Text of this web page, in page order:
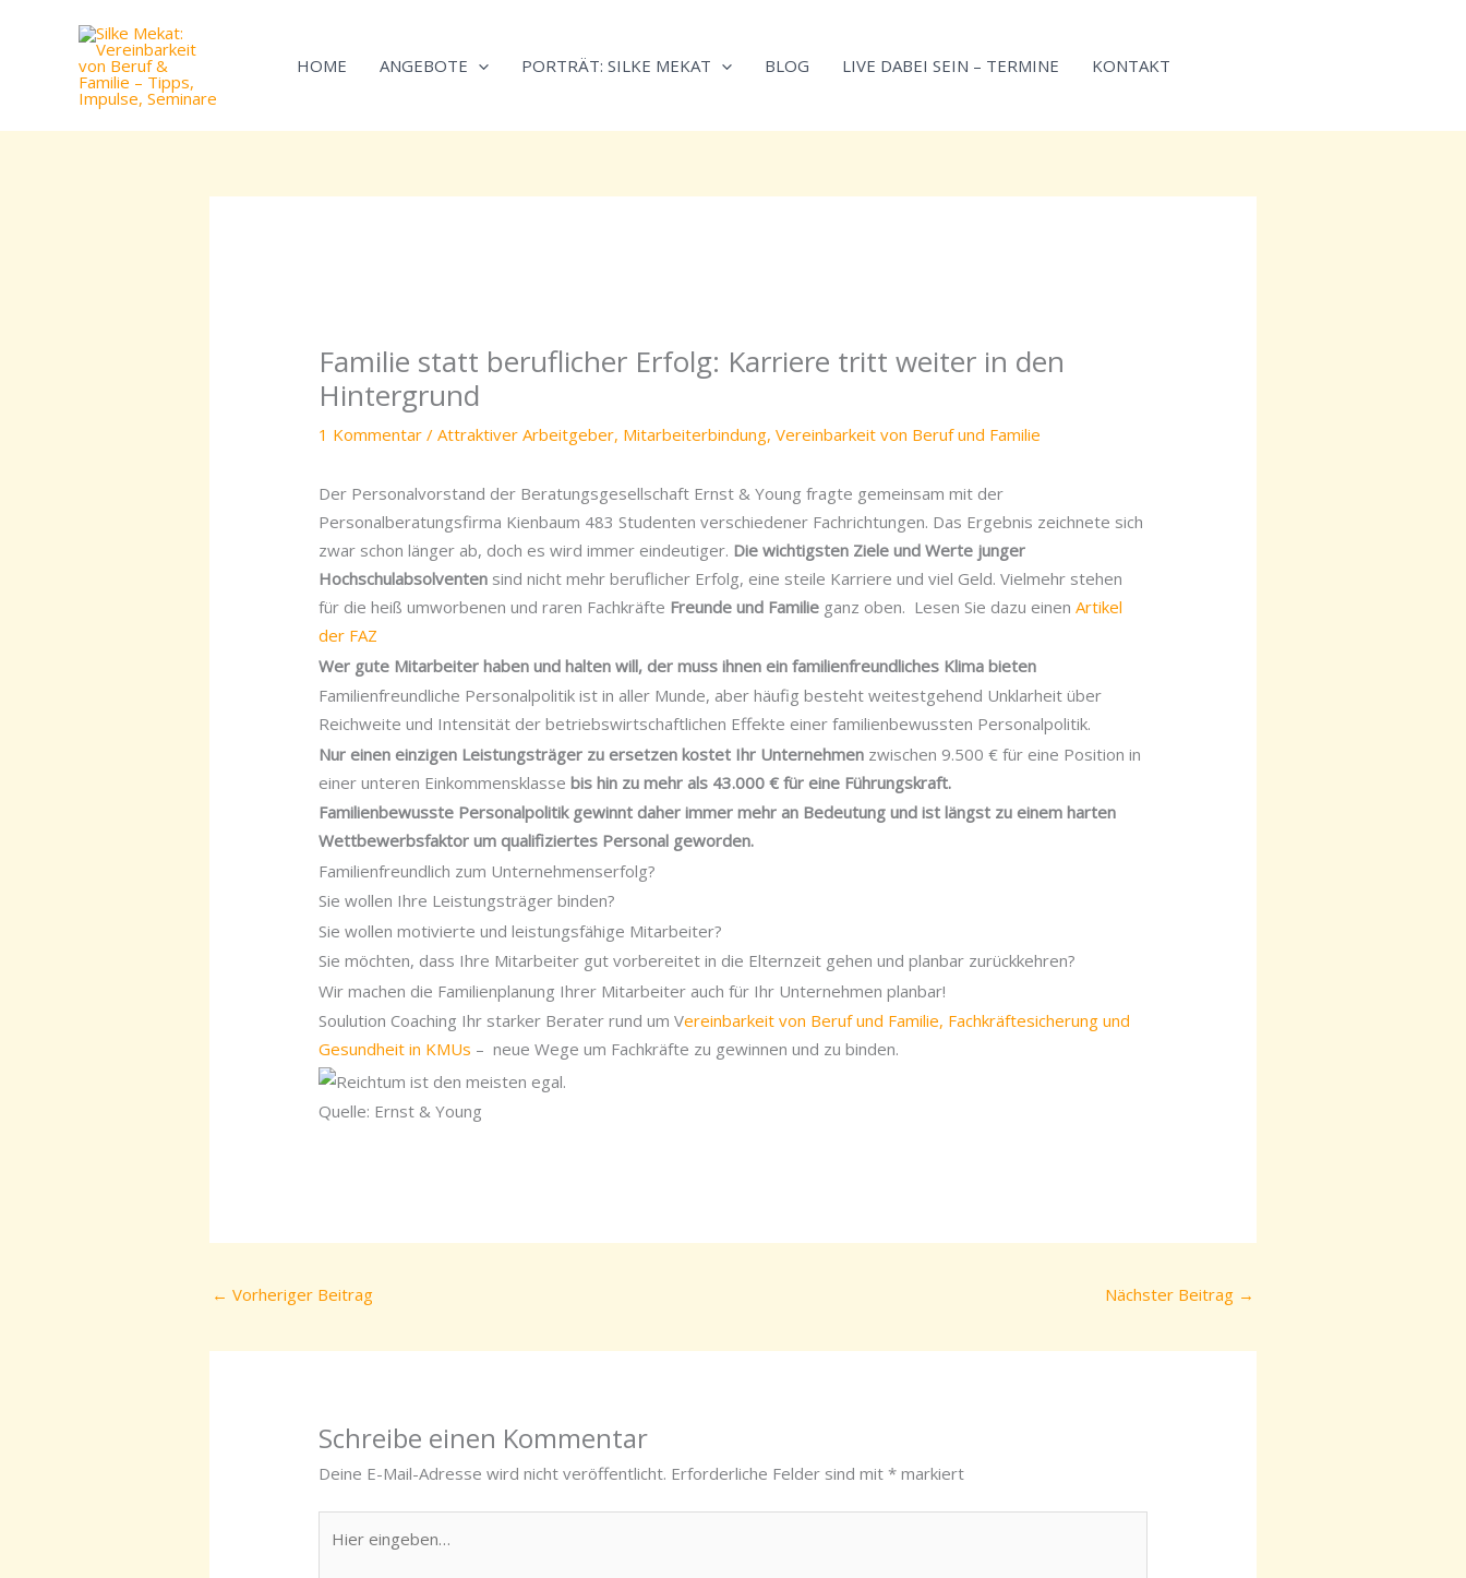
HOME ANGEBOTE PORTRÄT: SILKE MEKAT BLOG LIVE DABEI SEIN – TERMINE KONTAKT
Familie statt beruflicher Erfolg: Karriere tritt weiter in den
Hintergrund
1 Kommentar /Attraktiver Arbeitgeber, Mitarbeiterbindung,Vereinbarkeit von Beruf und Familie
Der Personalvorstand der Beratungsgesellschaft Ernst & Young fragte gemeinsam mit der
Personalberatungsfirma Kienbaum 483 Studenten verschiedener Fachrichtungen. Das Ergebnis zeichnete sich
zwar schon länger ab, doch es wird immer eindeutiger. Die wichtigsten Ziele und Werte junger
Hochschulabsolventen sind nicht mehr beruflicher Erfolg, eine steile Karriere und viel Geld. Vielmehr stehen
für die heiß umworbenen und raren Fachkräfte Freunde und Familie ganz oben. Lesen Sie dazu einenArtikel
der FAZ
Wer gute Mitarbeiter haben und halten will, der muss ihnen ein familienfreundliches Klima bieten
Familienfreundliche Personalpolitik ist in aller Munde, aber häufig besteht weitestgehend Unklarheit über
Reichweite und Intensität der betriebswirtschaftlichen Effekte einer familienbewussten Personalpolitik.
Nur einen einzigen Leistungsträger zu ersetzen kostet Ihr Unternehmen zwischen 9.500 € für eine Position in
einer unteren Einkommensklasse bis hin zu mehr als 43.000 € für eine Führungskraft.
Familienbewusste Personalpolitik gewinnt daher immer mehr an Bedeutung und ist längst zu einem harten
Wettbewerbsfaktor um qualifiziertes Personal geworden.
Familienfreundlich zum Unternehmenserfolg?
Sie wollen Ihre Leistungsträger binden?
Sie wollen motivierte und leistungsfähige Mitarbeiter?
Sie möchten, dass Ihre Mitarbeiter gut vorbereitet in die Elternzeit gehen und planbar zurückkehren?
Wir machen die Familienplanung Ihrer Mitarbeiter auch für Ihr Unternehmen planbar!
Soulution Coaching Ihr starker Berater rund um Vereinbarkeit von Beruf und Familie, Fachkräftesicherung und
Gesundheit in KMUs – neue Wege um Fachkräfte zu gewinnen und zu binden.
Quelle: Ernst & Young
← Vorheriger Beitrag Nächster Beitrag →
Schreibe einen Kommentar
Deine E-Mail-Adresse wird nicht veröffentlicht. Erforderliche Felder sind mit* markiert
eingeben…
sich
reduzieren